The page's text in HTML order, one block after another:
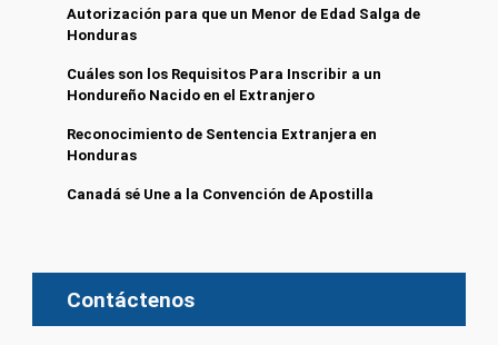
Autorización para que un Menor de Edad Salga de
Honduras
Cuáles son los Requisitos Para Inscribir a un
Hondureño Nacido en el Extranjero
Reconocimiento de Sentencia Extranjera en
Honduras
Canadá sé Une a la Convención de Apostilla
Contáctenos